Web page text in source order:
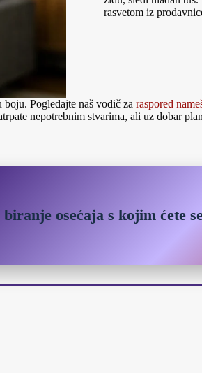
rasvetom iz
Pogledajte naš vodič za raspored
nepotrebnim stvarima, ali uz dobar
biranje osećaja s kojim ćete